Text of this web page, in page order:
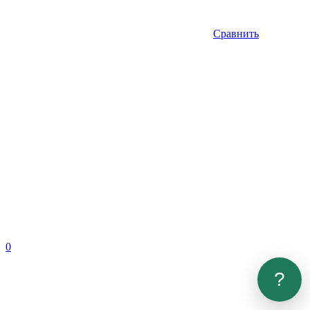
Сравнить
0
?